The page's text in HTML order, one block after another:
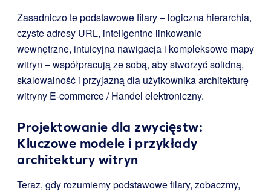
Zasadniczo te podstawowe filary – logiczna hierarchia,
czyste adresy URL, inteligentne linkowanie
wewnętrzne, intuicyjna nawigacja i kompleksowe mapy
witryn – współpracują ze sobą, aby stworzyć solidną,
skalowalność i przyjazną dla użytkownika architekturę
witryny E-commerce / Handel elektroniczny.
Projektowanie dla zwycięstw:
Kluczowe modele i przykłady
architektury witryn
Teraz, gdy rozumiemy podstawowe filary, zobaczmy,